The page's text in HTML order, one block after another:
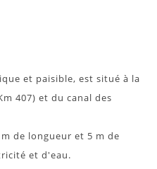
et paisible, est situé à la
407) et du canal des
de longueur et 5 m de
et d'eau.